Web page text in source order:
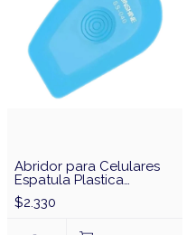
Abridor para Celulares
Espatula Plastica
Antiestatica Sunshine
SS-040
$2.330